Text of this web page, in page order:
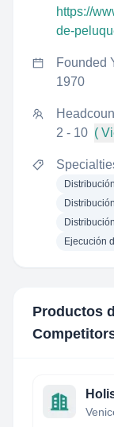
https://
de-
Founded
1970
2 - 10 (
Ejecución
Productos